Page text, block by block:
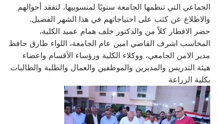
الجماعي التي تنظمها الجامعة سنويًا لمنسوبيها، لتفقد أحوالهم
والاطلاع عن كثب على احتياجاتهم في هذا الشهر الفضيل.
حضر الافطار كلاً من والدكتور خلف همام عميد الكلية،
المخاسب اشرف القاضي امين عام الجامعة، اللواء طارق حافظ
مدير الامن الجامعي، ووكلاء الكلية ورؤساء الأقسام واعضاء
هيئة التدريس والمديرين والموظفين والعمال والطلبة والطالبات
بكلية الزراعة